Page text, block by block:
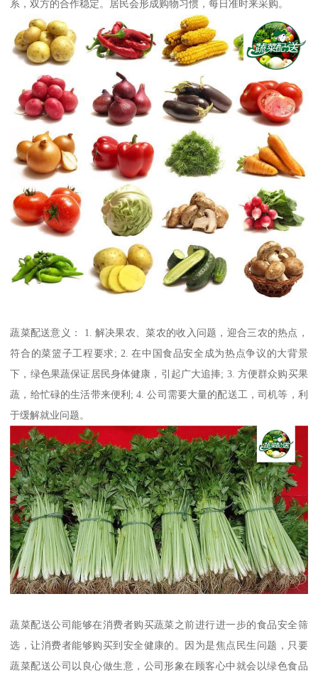
系，双方的合作稳定。居民会形成购物习惯，每日准时来采购。
蔬菜配送意义： 1. 解决果农、菜农的收入问题，迎合三农的热点，
符合的菜篮子工程要求; 2. 在中国食品安全成为热点争议的大背景
下，绿色果蔬保证居民身体健康，引起广大追捧; 3. 方便群众购买果
蔬，给忙碌的生活带来便利; 4. 公司需要大量的配送工，司机等，利
于缓解就业问题。
蔬菜配送公司能够在消费者购买蔬菜之前进行进一步的食品安全筛
选，让消费者能够购买到安全健康的。因为是焦点民生问题，只要
蔬菜配送公司以良心做生意，公司形象在顾客心中就会以绿色食品